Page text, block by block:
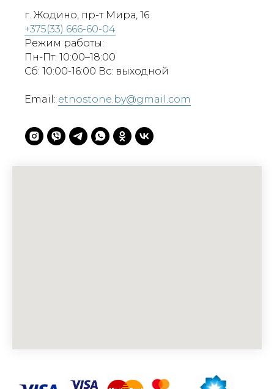
г. Жодино, пр-т Мира, 16
+375(33) 666-60-04
Режим работы:
Пн-Пт: 10:00–18:00
Сб: 10:00-16:00 Вс: выходной
Email: etnostone.by@gmail.com